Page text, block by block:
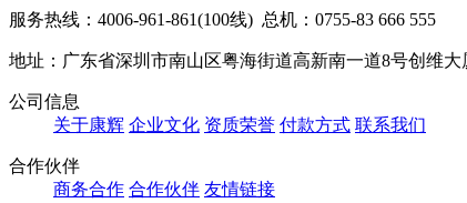
服务热线：4006-961-861(100线) 总机：0755-83 666 555
地址：广东省深圳市南山区粤海街道高新南一道8号创维
公司信息
关于康辉 企业文化 资质荣誉 付款方式 联系我们
合作伙伴
商务合作 合作伙伴 友情链接